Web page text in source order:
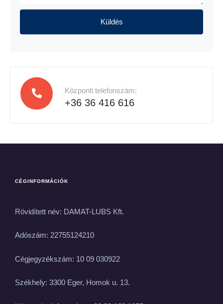
Központi telefonszám:
+36 36 416 616
CÉGINFORMÁCIÓK
Rövidített név: DAMAT-LUBS Kft.
Adószám: 22755124210
Cégjegyzékszám: 10 09 030922
Székhely: 3300 Eger, Homok u. 13.